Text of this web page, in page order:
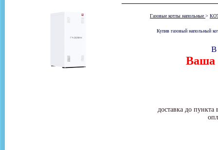
Газовые котлы напольные >
Купив газовый напольный
Ваша
доставка до
В